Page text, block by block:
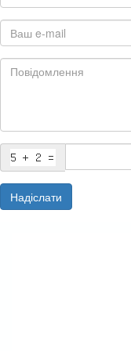
Надіслати